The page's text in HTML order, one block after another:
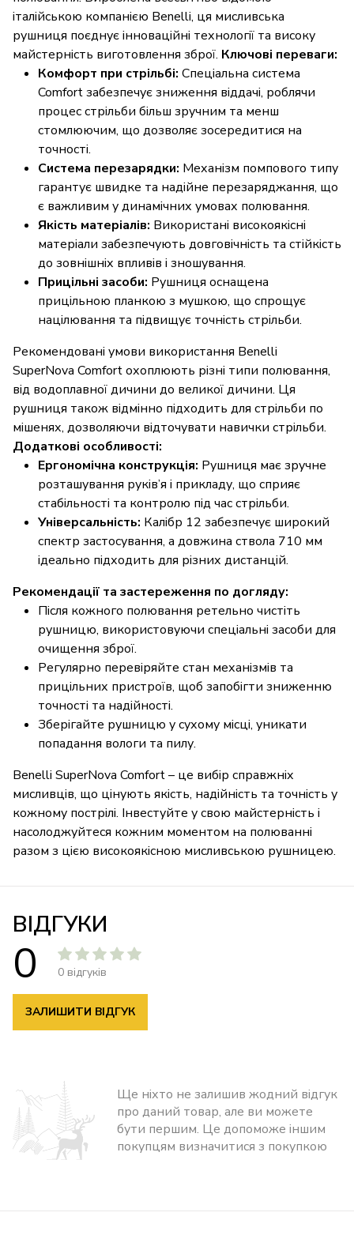
італійською компанією Benelli, ця мисливська
рушниця поєднує інноваційні технології та високу
майстерність виготовлення зброї. Ключові переваги:
Комфорт при стрільбі: Спеціальна система
Comfort забезпечує зниження віддачі, роблячи
процес стрільби більш зручним та менш
стомлюючим, що дозволяє зосередитися на
точності.
Система перезарядки: Механізм помпового типу
гарантує швидке та надійне перезаряджання, що
є важливим у динамічних умовах полювання.
Якість матеріалів: Використані високоякісні
матеріали забезпечують довговічність та стійкість
до зовнішніх впливів і зношування.
Прицільні засоби: Рушниця оснащена
прицільною планкою з мушкою, що спрощує
націлювання та підвищує точність стрільби.
Рекомендовані умови використання Benelli
SuperNova Comfort охоплюють різні типи полювання,
від водоплавної дичини до великої дичини. Ця
рушниця також відмінно підходить для стрільби по
мішенях, дозволяючи відточувати навички стрільби.
Додаткові особливості:
Ергономічна конструкція: Рушниця має зручне
розташування руків’я і прикладу, що сприяє
стабільності та контролю під час стрільби.
Універсальність: Калібр 12 забезпечує широкий
спектр застосування, а довжина ствола 710 мм
ідеально підходить для різних дистанцій.
Рекомендації та застереження по догляду:
Після кожного полювання ретельно чистіть
рушницю, використовуючи спеціальні засоби для
очищення зброї.
Регулярно перевіряйте стан механізмів та
прицільних пристроїв, щоб запобігти зниженню
точності та надійності.
Зберігайте рушницю у сухому місці, уникати
попадання вологи та пилу.
Benelli SuperNova Comfort – це вибір справжніх
мисливців, що цінують якість, надійність та точність у
кожному пострілі. Інвестуйте у свою майстерність і
насолоджуйтеся кожним моментом на полюванні
разом з цією високоякісною мисливською рушницею.
ВІДГУКИ
0 0 відгуків
ЗАЛИШИТИ ВІДГУК
Ще ніхто не залишив жодний відгук
про даний товар, але ви можете
бути першим. Це допоможе іншим
покупцям визначитися з покупкою